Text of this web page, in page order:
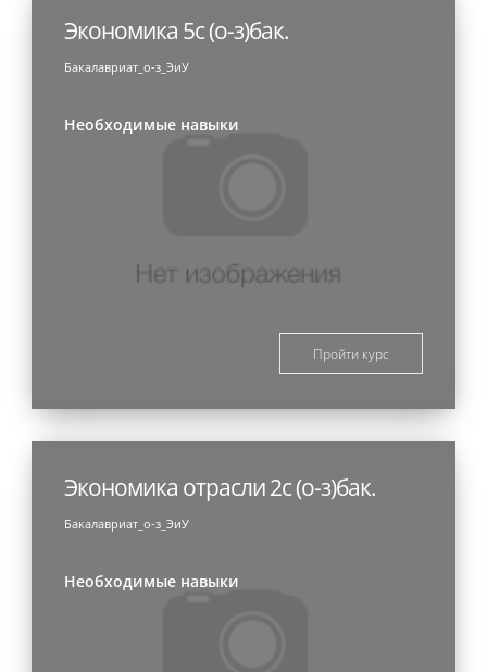
Экономика 5с (о-з)бак.
Бакалавриат_о-з_ЭиУ
Необходимые навыки
Пройти курс
Экономика отрасли 2с (о-з)бак.
Бакалавриат_о-з_ЭиУ
Необходимые навыки